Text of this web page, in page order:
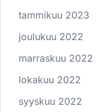
tammikuu 2023
joulukuu 2022
marraskuu 2022
lokakuu 2022
syyskuu 2022